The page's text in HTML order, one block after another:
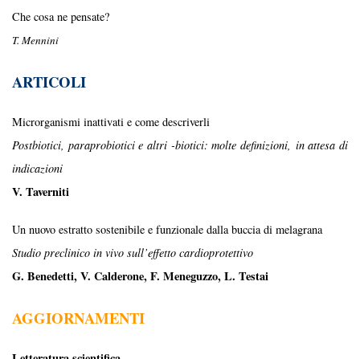
Che cosa ne pensate?
T. Mennini
ARTICOLI
Microrganismi inattivati e come descriverli
Postbiotici, paraprobiotici e altri -biotici: molte definizioni, in attesa di
indicazioni
V. Taverniti
Un nuovo estratto sostenibile e funzionale dalla buccia di melagrana
Studio preclinico in vivo sull’effetto cardioprotettivo
G. Benedetti, V. Calderone, F. Meneguzzo, L. Testai
AGGIORNAMENTI